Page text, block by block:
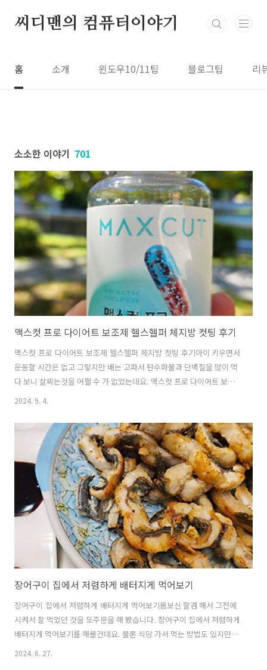
씨디맨의 컴퓨터이야기
홈 소개 윈도우10/11팁 블로그팁 리
소소한 이야기 701
맥스컷 프로 다이어트 보조제 헬스헬퍼 체지방 컷팅 후기
맥스컷 프로 다이어트 보조제 헬스헬퍼 체지방 컷팅 후기아이 키우면서
운동할 시간은 없고 그렇지만 배는 고파서 탄수화물과 단백질을 많이 먹
다 보니 살찌는것을 어쩔 수 가 없었는데요. 맥스컷 프로 다이어트 보조
제 라는 것을 알게되었습니다. 요즘은 조현아다이어트 장윤주다이어트
라구요. 저도 탄수화물은 줄이고 단백질은 좀 늘리고 여러가지를 시도해
봤지만 이게 생각처럼 쉽지 않아서 고민이었는데요. 헬스헬퍼 맥스컷 프
로를 먹으면서 탄수화물 체지방 컷팅을 하게 된 후기를 적어보려고 합니
다.녹차추출물과바나바잎 추출물 및 비타민, 미네랄이 포함된 건강기능
식품인데요. 일단 약통이 이쁘게 생겼습니다. 1일 2회, 1회 3캡슐을 먹
어야 하는데요. 120캡슐..
2024. 9. 4.
장어구이 집에서 저렴하게 배터지게 먹어보기
장어구이 집에서 저렴하게 배터지게 먹어보기몸보신 할겸 해서 그전에
시켜서 잘 먹었던 것을 또주문을 해 봤습니다. 장어구이 집에서 저렴하게
배터지게 먹어보기를 해볼건데요. 물론 식당 가서 먹는 방법도 있지만,
어린 아이가 있어서 같이 데려가기도 그렇고 집에서 해먹는게 좋긴 했습
2024. 6. 27.